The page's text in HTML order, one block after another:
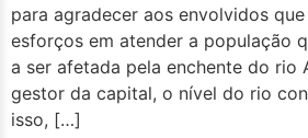
para agradecer aos envolvidos
esforços em atender a população
a ser afetada pela enchente do rio
gestor da capital, o nível do rio
isso, […]